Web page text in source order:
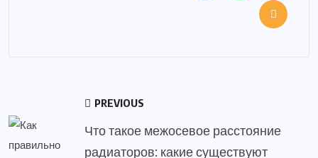
PREVIOUS
Что такое межосевое расстояние
радиаторов: какие существуют